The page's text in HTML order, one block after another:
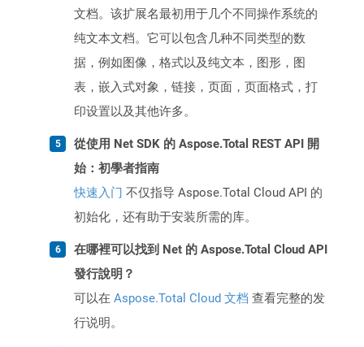
文档。该扩展名最初用于几个不同操作系统的
纯文本文档。它可以包含几种不同类型的数
据，例如图像，格式以及纯文本，图形，图
表，嵌入式对象，链接，页面，页面格式，打
印设置以及其他许多。
從使用 Net SDK 的 Aspose.Total REST API 開
始：初學者指南
快速入门 不仅指导 Aspose.Total Cloud API 的
初始化，还有助于安装所需的库。
在哪裡可以找到 Net 的 Aspose.Total Cloud API
發行說明？
可以在 Aspose.Total Cloud 文档 查看完整的发
行说明。